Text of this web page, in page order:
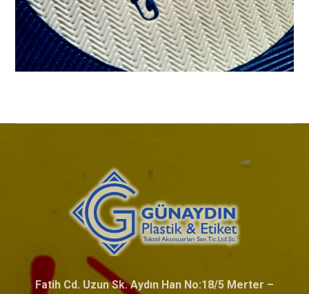
Fatih Cd. Uzun Sk. Aydın Han No:18/5 Merter –